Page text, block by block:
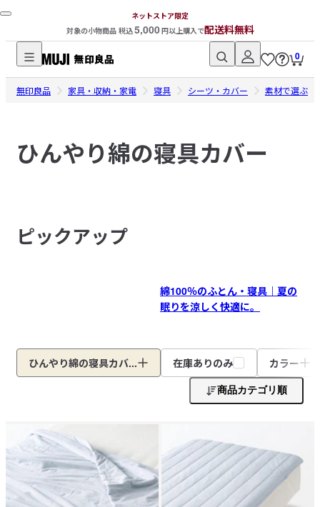
ネットストア限定
対象の小物商品 税込5,000円以上購入で配送料無料
無
印
ネ
ッ
ア
0
無印良品 家具・収納・家電 寝具 シーツ・カバー 素材で選ぶ
ひんやり綿の寝具カバー
ピックアップ
綿100％のふとん・寝具｜夏の
眠りを涼しく快適に。
ひんやり綿の寝具カバ... 在庫ありのみ カラー
商品カテゴリ順